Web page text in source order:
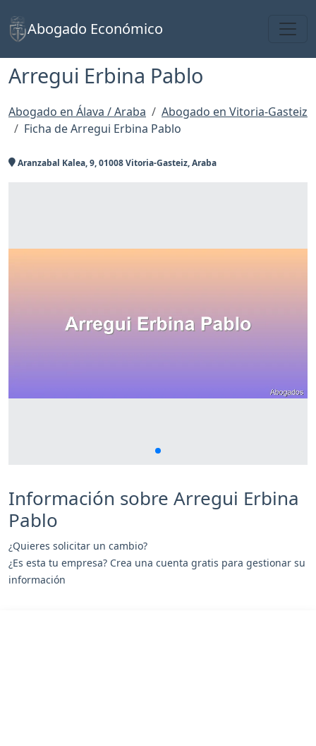
Abogado Económico
Arregui Erbina Pablo
Abogado en Álava / Araba
Abogado en Vitoria-Gasteiz
Ficha de Arregui Erbina Pablo
Aranzabal Kalea, 9, 01008 Vitoria-Gasteiz, Araba
Información sobre Arregui Erbina
Pablo
¿Quieres solicitar un cambio?
¿Es esta tu empresa? Crea una cuenta gratis para gestionar su
información